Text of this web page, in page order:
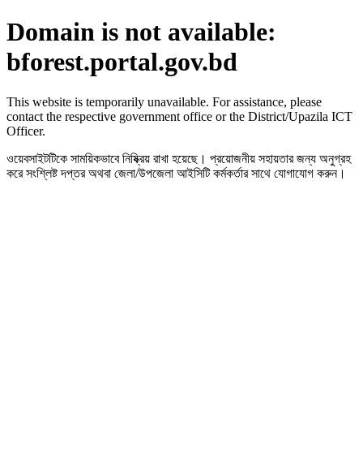
Domain is not available:
bforest.portal.gov.bd
This website is temporarily unavailable. For assistance, please
contact the respective government office or the District/Upazila ICT
Officer.
ওয়েবসাইটটিকে সাময়িকভাবে নিষ্ক্রিয় রাখা হয়েছে। প্রয়োজনীয় সহায়তার জন্য অনুগ্রহ
করে সংশ্লিষ্ট দপ্তর অথবা জেলা/উপজেলা আইসিটি কর্মকর্তার সাথে যোগাযোগ করুন।